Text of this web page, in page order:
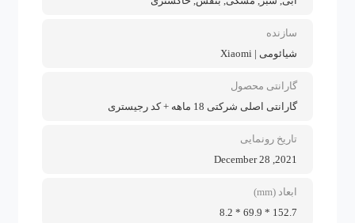
سازنده
شیائومی | Xiaomi
گارانتی محصول
گارانتی اصلی شرکتی 18 ماهه + کد رجیستری
تاریخ رونمایی
2021, December 28
ابعاد (mm)
152.7 * 69.9 * 8.2